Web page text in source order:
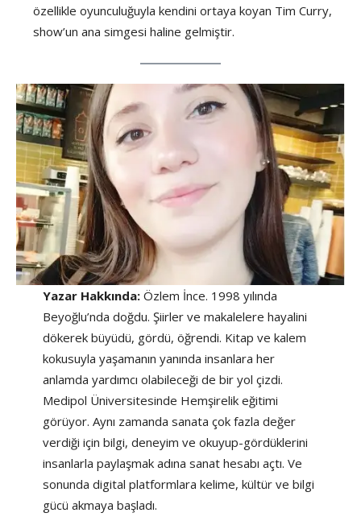
özellikle oyunculuğuyla kendini ortaya koyan Tim Curry,
show’un ana simgesi haline gelmiştir.
Yazar Hakkında: Özlem İnce. 1998 yılında
Beyoğlu’nda doğdu. Şiirler ve makalelere hayalini
dökerek büyüdü, gördü, öğrendi. Kitap ve kalem
kokusuyla yaşamanın yanında insanlara her
anlamda yardımcı olabileceği de bir yol çizdi.
Medipol Üniversitesinde Hemşirelik eğitimi
görüyor. Aynı zamanda sanata çok fazla değer
verdiği için bilgi, deneyim ve okuyup-gördüklerini
insanlarla paylaşmak adına sanat hesabı açtı. Ve
sonunda digital platformlara kelime, kültür ve bilgi
gücü akmaya başladı.